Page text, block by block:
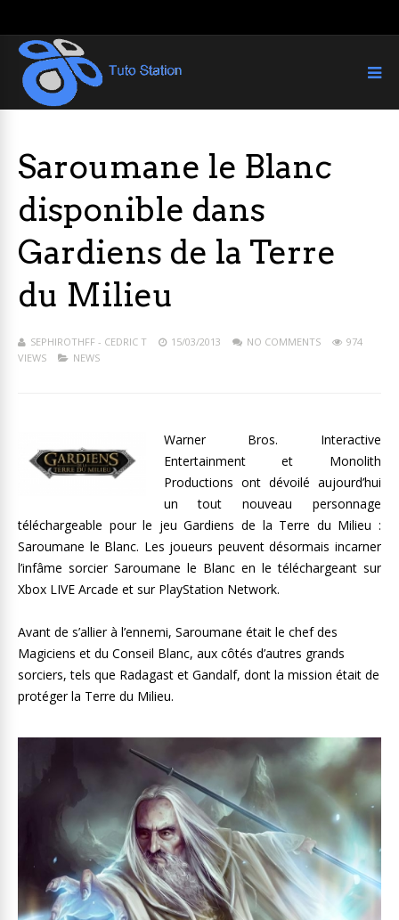
Saroumane le Blanc
disponible dans
Gardiens de la Terre
du Milieu
SEPHIROTHFF - CEDRIC T 15/03/2013 NO COMMENTS
974
VIEWS
NEWS
Warner Bros. Interactive
Entertainment et Monolith
Productions ont dévoilé aujourd’hui
un tout nouveau personnage
téléchargeable pour le jeu Gardiens de la Terre du Milieu :
Saroumane le Blanc. Les joueurs peuvent désormais incarner
l’infâme sorcier Saroumane le Blanc en le téléchargeant sur
Xbox LIVE Arcade et sur PlayStation Network.
Avant de s’allier à l’ennemi, Saroumane était le chef des
Magiciens et du Conseil Blanc, aux côtés d’autres grands
sorciers, tels que Radagast et Gandalf, dont la mission était de
protéger la Terre du Milieu.